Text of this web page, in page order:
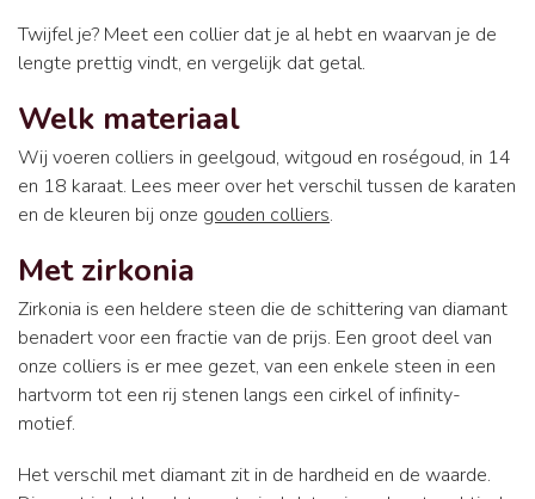
Twijfel je? Meet een collier dat je al hebt en waarvan je de
lengte prettig vindt, en vergelijk dat getal.
Welk materiaal
Wij voeren colliers in geelgoud, witgoud en roségoud, in 14
en 18 karaat. Lees meer over het verschil tussen de karaten
en de kleuren bij onze gouden colliers.
Met zirkonia
Zirkonia is een heldere steen die de schittering van diamant
benadert voor een fractie van de prijs. Een groot deel van
onze colliers is er mee gezet, van een enkele steen in een
hartvorm tot een rij stenen langs een cirkel of infinity-
motief.
Het verschil met diamant zit in de hardheid en de waarde.